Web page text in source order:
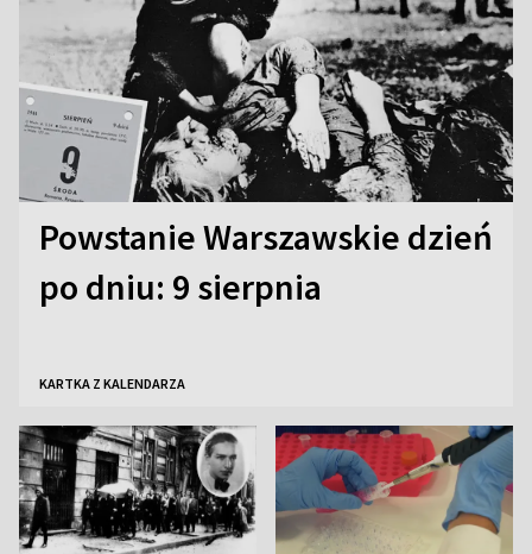
Powstanie Warszawskie dzień
po dniu: 9 sierpnia
KARTKA Z KALENDARZA